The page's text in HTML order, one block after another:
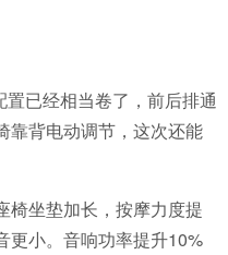
置已经相当卷了，前后排通
靠背电动调节，这次还能
椅坐垫加长，按摩力度提
更小。音响功率提升10%